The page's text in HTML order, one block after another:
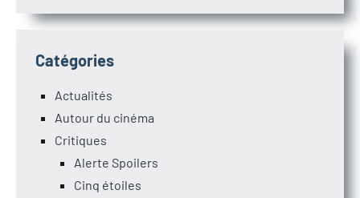
Catégories
Actualités
Autour du cinéma
Critiques
Alerte Spoilers
Cinq étoiles